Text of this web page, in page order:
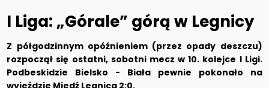
I Liga: „Górale” górą w Legnicy
Z półgodzinnym opóźnieniem (przez opady deszczu)
rozpoczął się ostatni, sobotni mecz w 10. kolejce I Ligi.
Podbeskidzie Bielsko - Biała pewnie pokonało na